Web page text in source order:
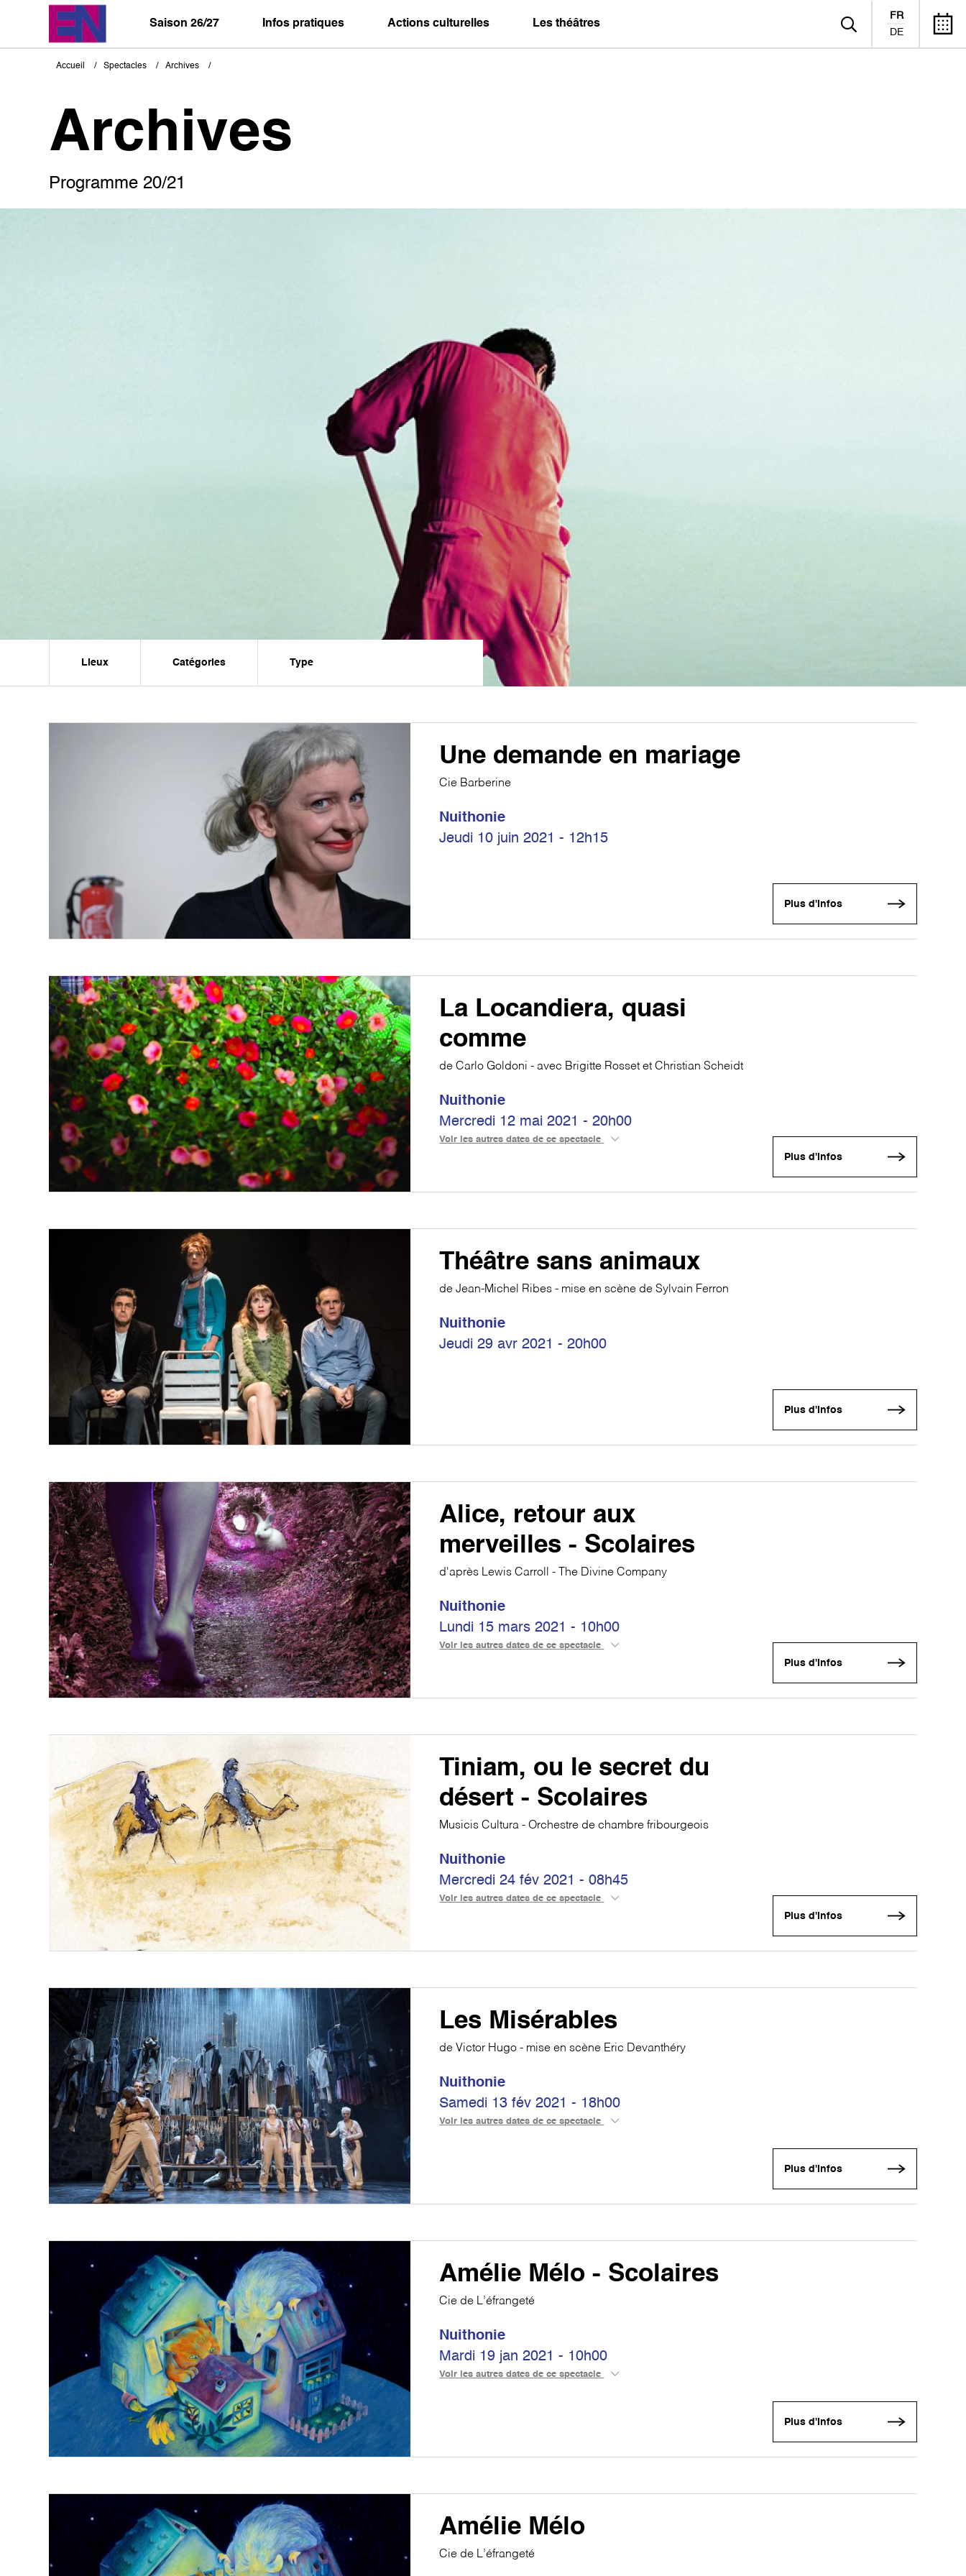
Saison 26/27 Infos pratiques Actions culturelles Les théâtres
FR
DE
Fil
Accueil Spectacles Archives
Archives
Programme 20/21
Lieux Catégories Type
Une demande en mariage
Cie Barberine
Nuithonie
Jeudi 10 juin 2021 - 12h15
Plus d'infos
La Locandiera, quasi
comme
de Carlo Goldoni - avec Brigitte Rosset et Christian Scheidt
Nuithonie
Mercredi 12 mai 2021 - 20h00
Voir les autres dates de ce spectacle
Plus d'infos
Théâtre sans animaux
de Jean-Michel Ribes - mise en scène de Sylvain Ferron
Nuithonie
Jeudi 29 avr 2021 - 20h00
Plus d'infos
Alice, retour aux
merveilles - Scolaires
d'après Lewis Carroll - The Divine Company
Nuithonie
Lundi 15 mars 2021 - 10h00
Voir les autres dates de ce spectacle
Plus d'infos
Tiniam, ou le secret du
désert - Scolaires
Musicis Cultura - Orchestre de chambre fribourgeois
Nuithonie
Mercredi 24 fév 2021 - 08h45
Voir les autres dates de ce spectacle
Plus d'infos
Les Misérables
de Victor Hugo - mise en scène Eric Devanthéry
Nuithonie
Samedi 13 fév 2021 - 18h00
Voir les autres dates de ce spectacle
Plus d'infos
Amélie Mélo - Scolaires
Cie de L’éfrangeté
Nuithonie
Mardi 19 jan 2021 - 10h00
Voir les autres dates de ce spectacle
Plus d'infos
Amélie Mélo
Cie de L’éfrangeté